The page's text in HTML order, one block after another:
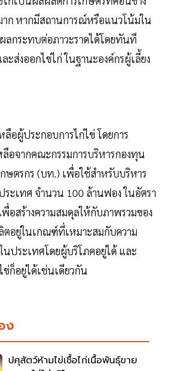
าก หากมีสถานการณ์หรือแนวโน้มใน
ลกระทบต่อภาวะราดได้โดยทันที
ส่งออกไข่ไก่ ในฐานะองค์กรผู้เลี้ยง
ลือผู้ประกอบการไก่ไข่ โดยการ
อจากคณะกรรมการบริหารกองทุน
ษตรกร (บท.) เพื่อใช้สำหรับบริหาร
ระเทศ จำนวน 100 ล้านฟอง ในอัตรา
อสร้างความสมดุลให้กับภาพรวมของ
ตอยู่ในเกณฑ์ที่เหมาะสมกับความ
นประเทศโดยผู้บริโภคอยู่ได้ และ
ข่ก็อยู่ได้เช่นเดียวกัน
ง
ปศุสัตว์ห้ามไข่เชื้อไก่เนื้อพันธุ์ขาย